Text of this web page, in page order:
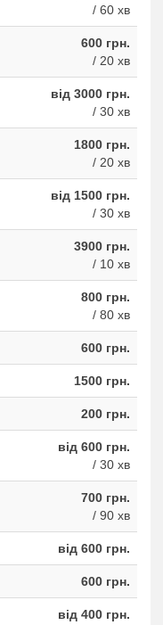
/ 60 хв
600 грн.
/ 20 хв
від 3000 грн.
/ 30 хв
1800 грн.
/ 20 хв
від 1500 грн.
/ 30 хв
3900 грн.
/ 10 хв
800 грн.
/ 80 хв
600 грн.
1500 грн.
200 грн.
від 600 грн.
/ 30 хв
700 грн.
/ 90 хв
від 600 грн.
600 грн.
від 400 грн.